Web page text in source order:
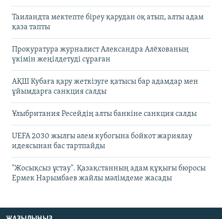
Таиландта мектепте біреу қарудан оқ атып, алты адам
қаза тапты
Прокуратура журналист Александра Алёхованың
үкімін жеңілдетуді сұраған
АҚШ Кубаға қару жеткізуге қатысы бар адамдар мен
ұйымдарға санкция салды
Ұлыбритания Ресейдің алты банкіне санкция салды
UEFA 2030 жылғы әлем кубогына бойкот жариялау
идеясынан бас тартпайды
"Жосықсыз ұстау". Қазақстанның адам құқығы бюросы
Ермек Нарымбаев жайлы мәлімдеме жасады